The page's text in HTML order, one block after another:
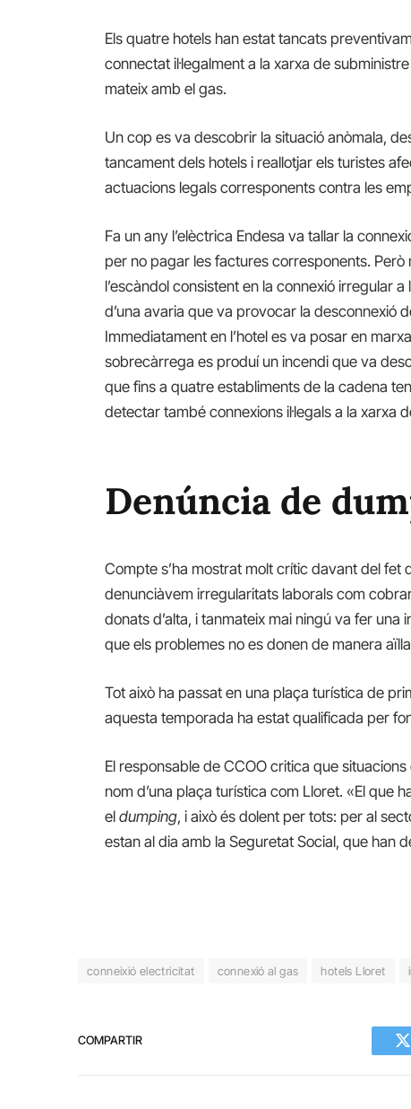
Els quatre hotels han estat tancats
connectat il·legalment a la xarxa de
mateix amb el gas.
Un cop es va descobrir la situació anòmala,
tancament dels hotels i reallotjar els turistes
actuacions legals corresponents contra les
Fa un any l’elèctrica Endesa va tallar la
per no pagar les factures corresponents.
l’escàndol consistent en la connexió irregular
d’una avaria que va provocar la desconnexió
Immediatament en l’hotel es va posar en
sobrecàrrega es produí un incendi que va
que fins a quatre establiments de la cadena
detectar també connexions il·legals a la xarxa
Denúncia de
Compte s’ha mostrat molt crític davant del fet
denunciàvem irregularitats laborals com
donats d’alta, i tanmateix mai ningú va fer
que els problemes no es donen de manera
Tot això ha passat en una plaça turística de
aquesta temporada ha estat qualificada per
El responsable de CCOO critica que
nom d’una plaça turística com Lloret. «El que
eldumping, i això és dolent per tots: per al
estan al dia amb la Seguretat Social, que han
conneixió electricitat connexió al gas hotels Lloret
COMPARTIR